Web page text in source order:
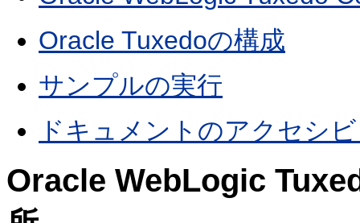
Oracle Tuxedoの構成
サンプルの実行
ドキュメントのアクセシ
Oracle WebLogic